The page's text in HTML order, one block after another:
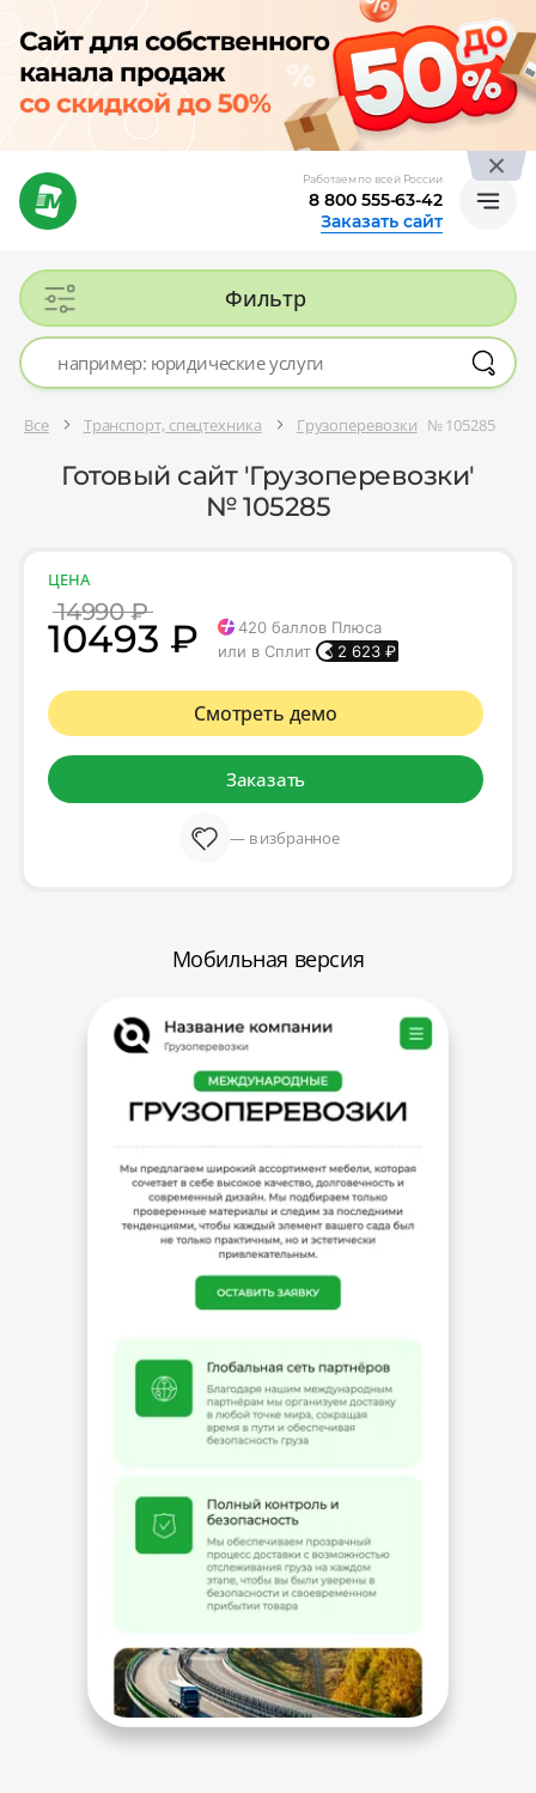
Работаем по всей России
8 800 555-63-42
Заказать сайт
Фильтр
Все Транспорт, спецтехника Грузоперевозки № 105285
Готовый сайт 'Грузоперевозки'
№ 105285
ЦЕНА
14990 ₽
10493 ₽ 420 баллов Плюса
или в Сплит
2 623 ₽
Смотреть демо
Заказать
— в избранное
Мобильная версия